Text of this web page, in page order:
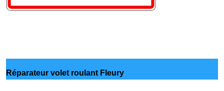
Réparateur volet roulant Fleury